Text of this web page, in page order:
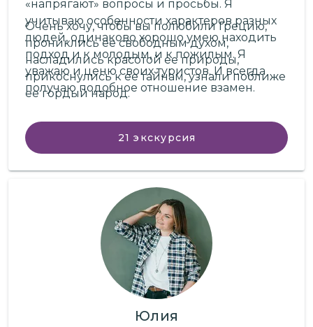
«напрягают» вопросы и просьбы. Я
учитываю особенности характеров разных
людей, одинаково хорошо умею находить
подход и к молодым, и к пожилым. Я
уважаю и ценю своих туристов. И всегда
получаю подобное отношение взамен.
Очень хочу, чтобы вы полюбили Грецию,
прониклись ее свободным духом,
насладились красотой ее природы,
прикоснулись к ее тайнам, узнали поближе
ее гордый народ.
21 экскурсия
Юлия